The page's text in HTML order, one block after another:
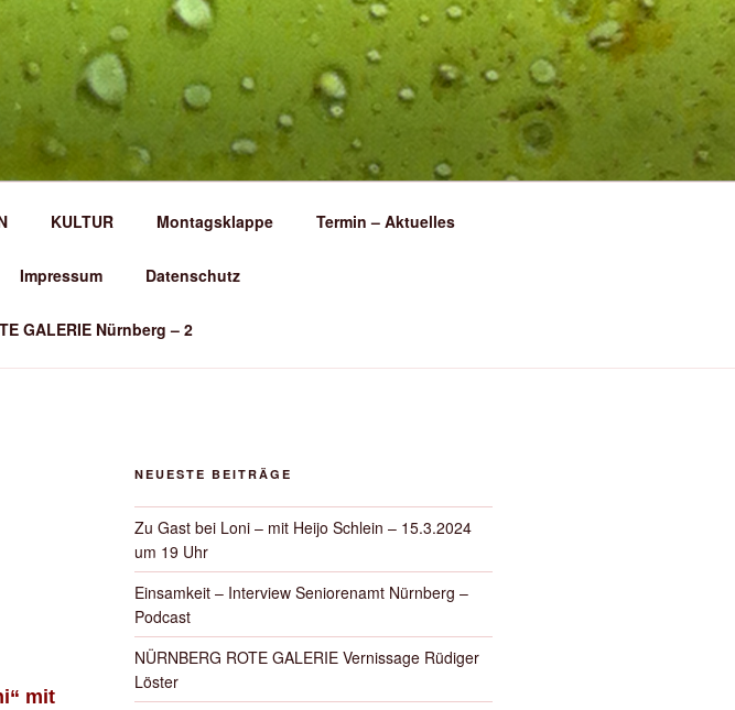
KULTUR Montagsklappe Termin – Aktuelles
Impressum Datenschutz
GALERIE Nürnberg – 2
mit
NEUESTE BEITRÄGE
Zu Gast bei Loni – mit Heijo Schlein – 15.3.2024
um 19 Uhr
Einsamkeit – Interview Seniorenamt Nürnberg –
Podcast
NÜRNBERG ROTE GALERIE Vernissage Rüdiger
Löster